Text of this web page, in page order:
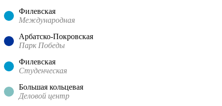
Филевская
Международная
Арбатско-Покровская
Парк Победы
Филевская
Студенческая
Большая кольцевая
Деловой центр